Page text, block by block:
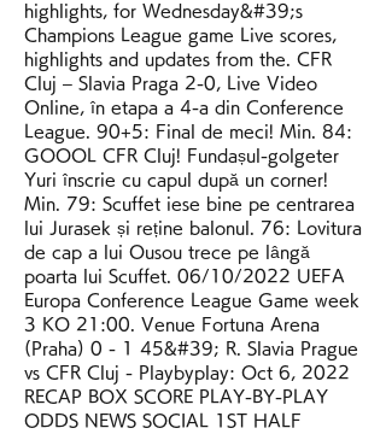
highlights, for Wednesday&#39;s
Champions League game Live scores,
highlights and updates from the. CFR
Cluj – Slavia Praga 2-0, Live Video
Online, în etapa a 4-a din Conference
League. 90+5: Final de meci! Min. 84:
GOOOL CFR Cluj! Fundașul-golgeter
Yuri înscrie cu capul după un corner!
Min. 79: Scuffet iese bine pe centrarea
lui Jurasek și reține balonul. 76: Lovitura
de cap a lui Ousou trece pe lângă
poarta lui Scuffet. 06/10/2022 UEFA
Europa Conference League Game week
3 KO 21:00. Venue Fortuna Arena
(Praha) 0 - 1 45&#39; R. Slavia Prague
vs CFR Cluj - Playbyplay: Oct 6, 2022
RECAP BOX SCORE PLAY-BY-PLAY
ODDS NEWS SOCIAL 1ST HALF